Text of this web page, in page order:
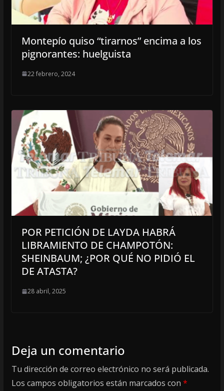
Montepío quiso “tirarnos” encima a los
pignorantes: huelguista
22 febrero, 2024
POR PETICIÓN DE LAYDA HABRÁ
LIBRAMIENTO DE CHAMPOTÓN:
SHEINBAUM; ¿POR QUÉ NO PIDIÓ EL
DE ATASTA?
28 abril, 2025
Deja un comentario
Tu dirección de correo electrónico no será publicada.
Los campos obligatorios están marcados con *